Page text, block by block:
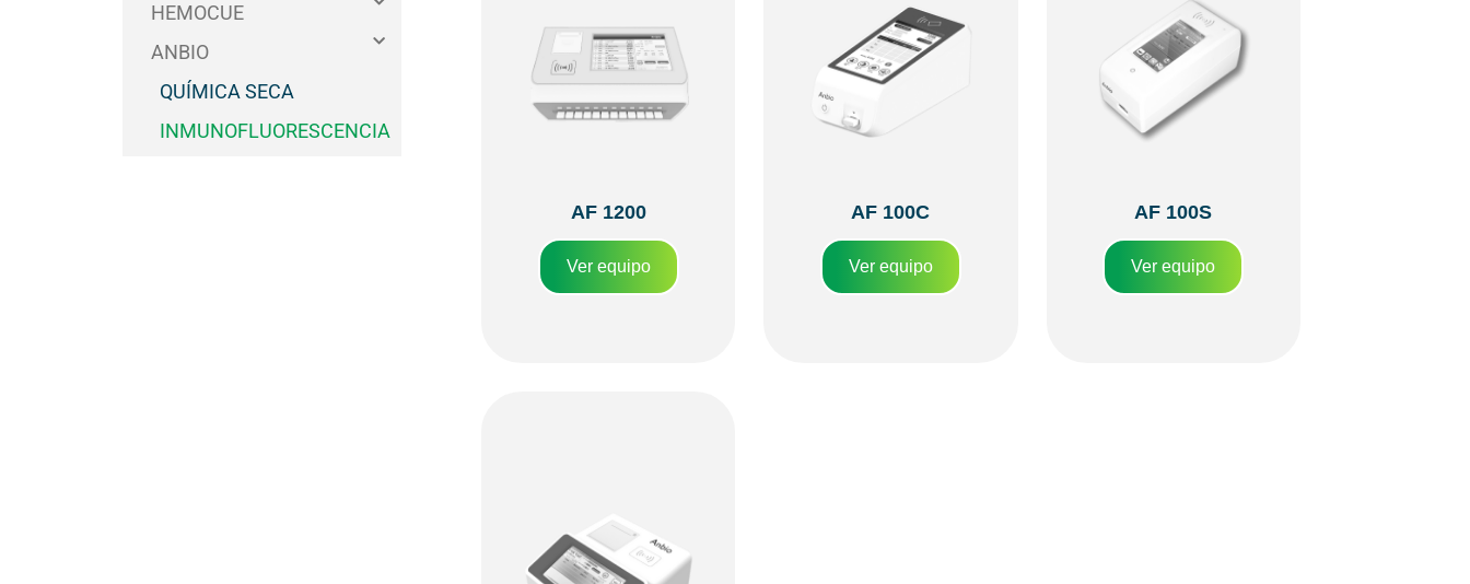
HEMOCUE
ANBIO
QUÍMICA SECA
INMUNOFLUORESCENCIA
AF 1200
Ver equipo
AF 100C
Ver equipo
AF 100S
Ver equipo